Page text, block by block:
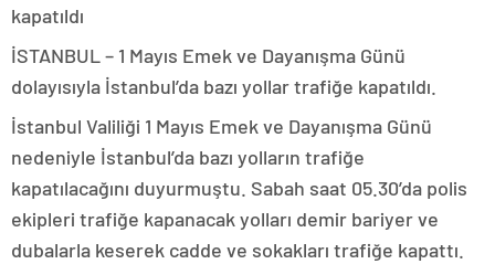
kapatıldı
İSTANBUL – 1 Mayıs Emek ve Dayanışma Günü
dolayısıyla İstanbul’da bazı yollar trafiğe kapatıldı.
İstanbul Valiliği 1 Mayıs Emek ve Dayanışma Günü
nedeniyle İstanbul’da bazı yolların trafiğe
kapatılacağını duyurmuştu. Sabah saat 05.30’da polis
ekipleri trafiğe kapanacak yolları demir bariyer ve
dubalarla keserek cadde ve sokakları trafiğe kapattı.